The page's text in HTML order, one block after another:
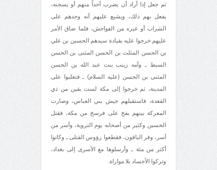
ثم جعل إذا أراد أن يضرب أحداً منهم أو يسجنه،
يفعل بهم ذلك، ويشيع عليهم أنه وجدهم على
الشراب أو غيره من الفواحش، فلما ضاق الأمر
عليهم خرجوا عليه بقيادة سيدهم الحسين بن علي
بن الحسن المثلث بن الحسن المثنى بن الحسن
السبط ـ وأمه زينب بنت عبد الله بن الحسن
المثنى بن الحسن (عليه السلام) ـ فتغلبوا على
المدينة، ثم خرجوا إلى مكة لست بقين من ذي
القعدة، فاستقبلهم جيش بني العباس، وصارت
المعركة بينهم بفخ على فرسخ من مكة، فقتل
الحسين وكثير من أصحابه يوم التروية، وأسر من
أسر، وفر الباقون، فقطعوا رؤوس القتلى ـ وكانوا
أكثر من مئة ـ وأرسلوها مع الأسرى إلى بغداد،
وتركوا الأجساد بلا مواراة.